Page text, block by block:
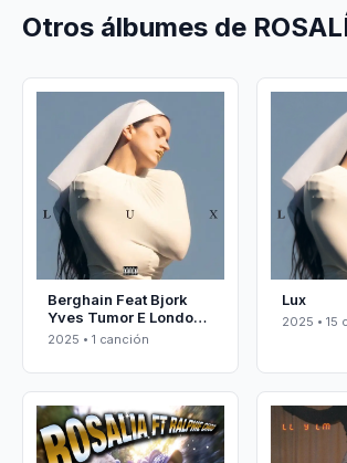
Otros álbumes de
Berghain Feat Bjork
Yves Tumor E London
Symphony Orchestra
2025 • 1 canción
Lux
2025 • 15